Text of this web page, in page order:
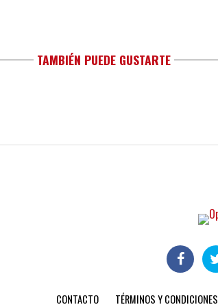
TAMBIÉN PUEDE GUSTARTE
CONTACTO TÉRMINOS Y CONDICIONES